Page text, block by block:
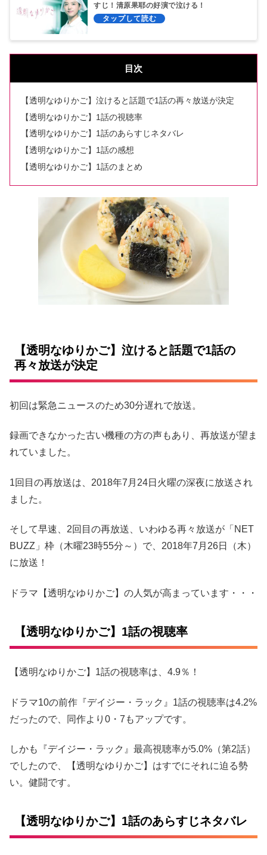
すじ！清原果耶の好演で泣ける！
目次
【透明なゆりかご】泣けると話題で1話の再々放送が決定
【透明なゆりかご】1話の視聴率
【透明なゆりかご】1話のあらすじネタバレ
【透明なゆりかご】1話の感想
【透明なゆりかご】1話のまとめ
【透明なゆりかご】泣けると話題で1話の
再々放送が決定
初回は緊急ニュースのため30分遅れで放送。
録画できなかった古い機種の方の声もあり、再放送が望ま
れていました。
1回目の再放送は、2018年7月24日火曜の深夜に放送され
ました。
そして早速、2回目の再放送、いわゆる再々放送が「NET
BUZZ」枠（木曜23時55分～）で、2018年7月26日（木）
に放送！
ドラマ【透明なゆりかご】の人気が高まっています・・・
【透明なゆりかご】1話の視聴率
【透明なゆりかご】1話の視聴率は、4.9％！
ドラマ10の前作『デイジー・ラック』1話の視聴率は4.2%
だったので、同作より0・7もアップです。
しかも『デイジー・ラック』最高視聴率が5.0%（第2話）
でしたので、【透明なゆりかご】はすでにそれに迫る勢
い。健闘です。
【透明なゆりかご】1話のあらすじネタバレ